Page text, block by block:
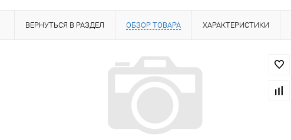
ВЕРНУТЬСЯ В РАЗДЕЛ ОБЗОР ТОВАРА ХАРАКТЕРИСТИКИ